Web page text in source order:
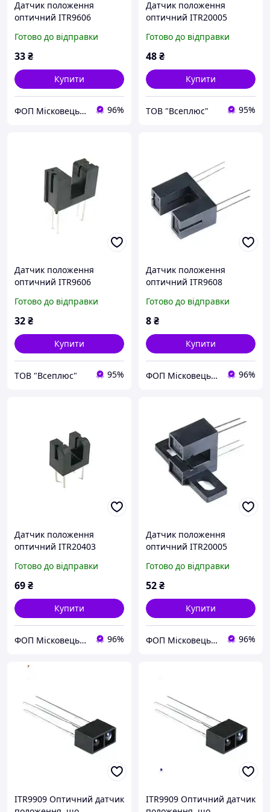
Датчик положення
оптичний ITR9606
Готово до відправки
33₴
Купити
ФОП Місковець О.Г. 96%
Датчик положення
оптичний ITR20005
Готово до відправки
48₴
Купити
ТОВ "Всеплюс" 95%
Датчик положення
оптичний ITR9606
Готово до відправки
32₴
Купити
ТОВ "Всеплюс" 95%
Датчик положення
оптичний ITR9608
Готово до відправки
8₴
Купити
ФОП Місковець О.Г. 96%
Датчик положення
оптичний ITR20403
Готово до відправки
69₴
Купити
ФОП Місковець О.Г. 96%
Датчик положення
оптичний ITR20005
Готово до відправки
52₴
Купити
ФОП Місковець О.Г. 96%
ITR9909 Оптичний датчик
ITR9909 Оптичний датчик